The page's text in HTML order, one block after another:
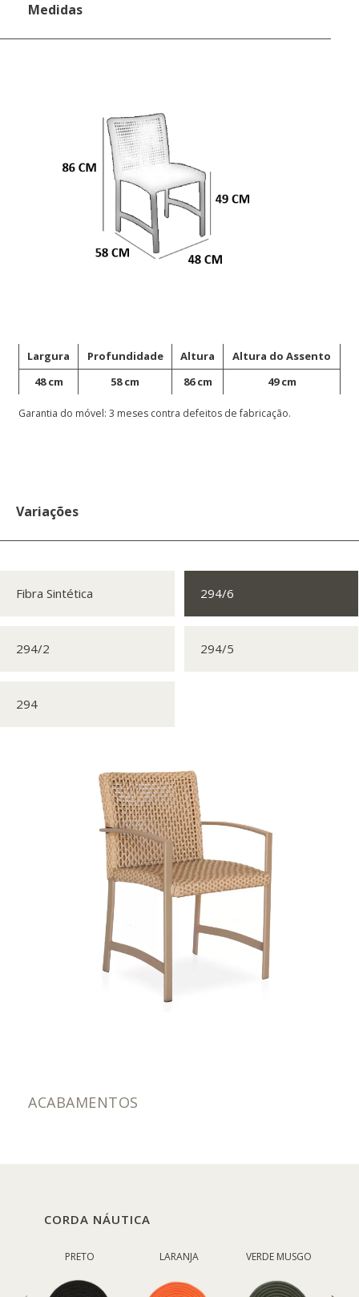
Medidas
Largura Profundidade Altura
Altura do Assento
48 cm
58 cm 86 cm 49 cm
Garantia do móvel: 3 meses contra defeitos de fabricação.
Variações
Fibra Sintética 294/6
294/2 294/5
294
ACABAMENTOS
CORDA NÁUTICA
PRETO LARANJA VERDE MUSGO